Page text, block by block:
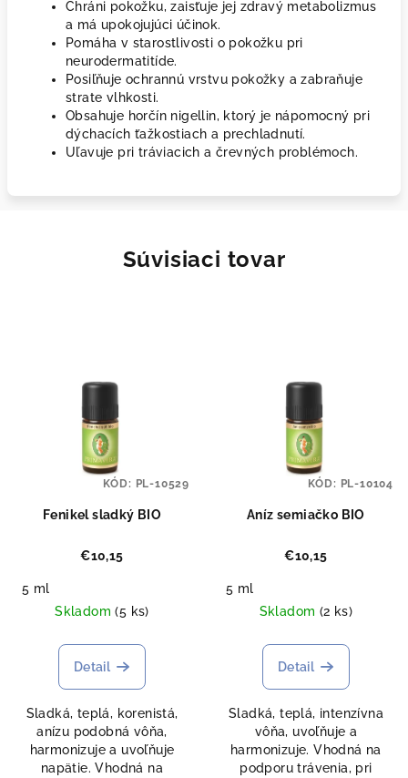
Chráni pokožku, zaisťuje jej zdravý metabolizmus
a má upokojujúci účinok.
Pomáha v starostlivosti o pokožku pri
neurodermatitíde.
Posiľňuje ochrannú vrstvu pokožky a zabraňuje
strate vlhkosti.
Obsahuje horčín nigellin, ktorý je nápomocný pri
dýchacích ťažkostiach a prechladnutí.
Uľavuje pri tráviacich a črevných problémoch.
Súvisiaci tovar
Fenikel sladký BIO
€10,15
5 ml
Skladom(5 ks)
Detail
Sladká, teplá, korenistá,
anízu podobná vôňa,
harmonizuje a uvoľňuje
napätie. Vhodná na
KÓD: PL-10529
Aníz semiačko BIO
€10,15
5 ml
Skladom (2 ks)
Detail
Sladká, teplá, intenzívna
vôňa, uvoľňuje a
harmonizuje. Vhodná na
podporu trávenia, pri
KÓD: PL-10104